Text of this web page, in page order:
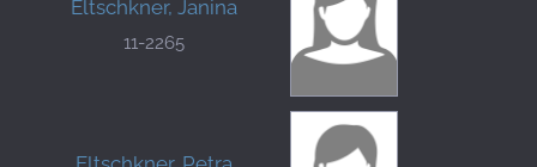
Eltschkner, Janina
11-2265